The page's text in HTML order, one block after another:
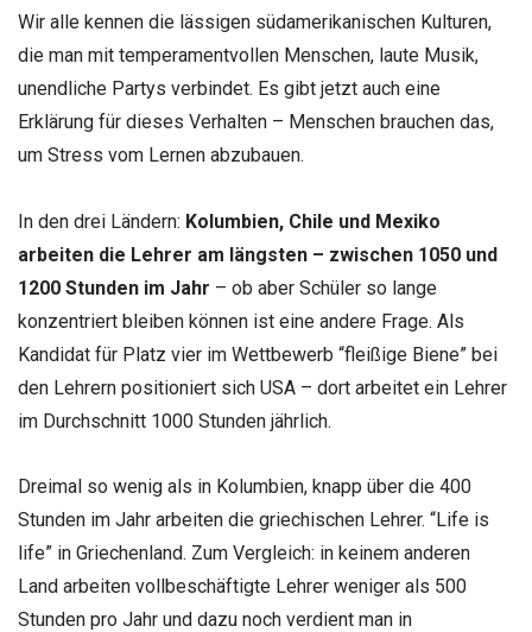
Wir alle kennen die lässigen südamerikanischen Kulturen,
die man mit temperamentvollen Menschen, laute Musik,
unendliche Partys verbindet. Es gibt jetzt auch eine
Erklärung für dieses Verhalten – Menschen brauchen das,
um Stress vom Lernen abzubauen.
In den drei Ländern: Kolumbien, Chile und Mexiko
arbeiten die Lehrer am längsten – zwischen 1050 und
1200 Stunden im Jahr – ob aber Schüler so lange
konzentriert bleiben können ist eine andere Frage. Als
Kandidat für Platz vier im Wettbewerb “fleißige Biene” bei
den Lehrern positioniert sich USA – dort arbeitet ein Lehrer
im Durchschnitt 1000 Stunden jährlich.
Dreimal so wenig als in Kolumbien, knapp über die 400
Stunden im Jahr arbeiten die griechischen Lehrer. “Life is
life” in Griechenland. Zum Vergleich: in keinem anderen
Land arbeiten vollbeschäftigte Lehrer weniger als 500
Stunden pro Jahr und dazu noch verdient man in